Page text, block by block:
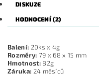
DISKUZE
HODNOCENÍ (2)
Balení: 20ks x 4g
Rozměry: 79 x 68 x 15 mm
Hmotnost:82g
Záruka: 24 měsíců